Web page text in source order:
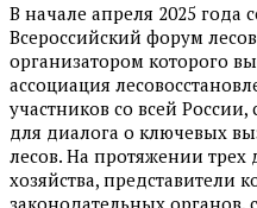
В начале апреля 2025 года
Всероссийский форум
организатором которого
ассоциация
участников со всей
для диалога о ключевых
лесов. На протяжении трех
хозяйства, представители